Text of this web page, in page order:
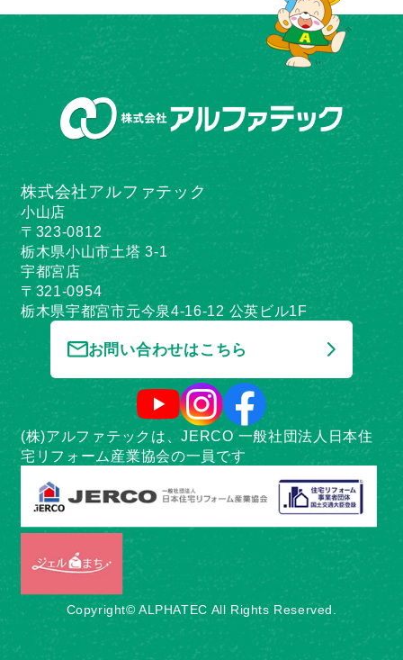
株式会社アルファテック
小山店
〒323-0812
栃木県小山市土塔 3-1
宇都宮店
〒321-0954
栃木県宇都宮市元今泉4-16-12 公英ビル1F
お問い合わせはこちら
(株)アルファテックは、JERCO 一般社団法人日本住
宅リフォーム産業協会の一員です
Copyright© ALPHATEC All Rights Reserved.